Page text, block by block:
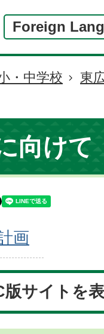
Foreign
・中学校
東
向けて
画
版サイトを